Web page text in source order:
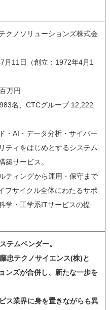
クノソリューションズ株式会
月11日（創立：1972年4月1
万円
名、CTCグループ 12,222
・AI・データ分析・サイバー
ティをはじめとするシステム
築サービス。
ティングから運用・保守まで
フサイクル全体にわたるサポ
学・工学系ITサービスの提
テムベンダー。
忠テクノサイエンス(株)と
ンズが合併し、新たな一歩を
ス業界に身を置きながらも異